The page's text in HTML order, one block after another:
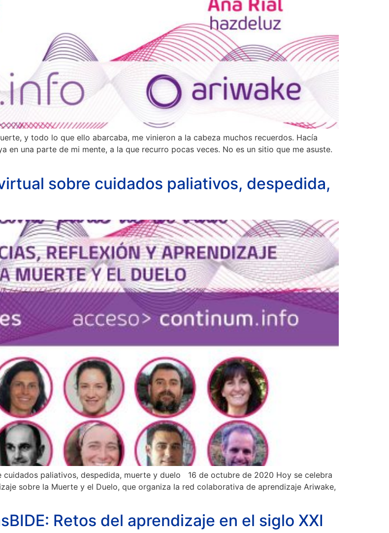
y todo lo que ello abarcaba, me vinieron a la cabeza muchos recuerdos. Hacía
en una parte de mi mente, a la que recurro pocas veces. No es un sitio que me asuste.
sobre cuidados paliativos, despedida,
paliativos, despedida, muerte y duelo 16 de octubre de 2020 Hoy se celebra
sobre la Muerte y el Duelo, que organiza la red colaborativa de aprendizaje Ariwake,
Retos del aprendizaje en el siglo XXI